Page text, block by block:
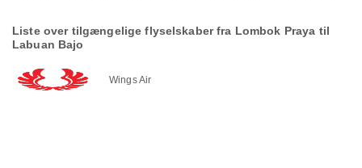
Liste over tilgængelige flyselskaber fra Lombok Praya til
Labuan Bajo
Wings Air